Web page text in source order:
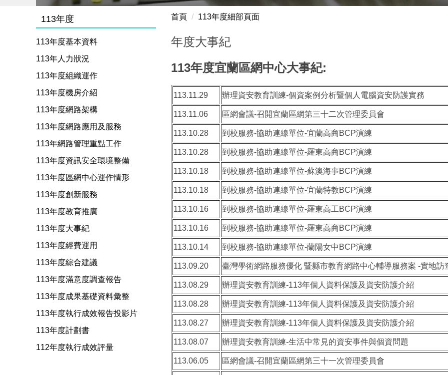
113年度
113年度基本資料
113年人力狀況
113年度組織運作
113年度機房介紹
113年度網路架構
113年度網路應用及服務
113年網路管理重點工作
113年度資訊安全環境整備
113年度區網中心運作情形
113年度創新服務
113年度教育推廣
113年度大事紀
113年度經費運用
113年度綜合建議
113年度滿意度調查報告
113年度成果基礎資料彙整
113年度執行成效報告投影片
113年度計劃書
112年度執行成效評量
首頁 113年度細部頁面
年度大事紀
113年度宜蘭區網中心大事紀:
113.11.29 辦理資安教育訓練-個資案例分析暨個人電腦資安防護實務
113.11.06 區網會議-召開宜蘭區網第三十二次管理委員會
113.10.28 到校服務-協助連線單位-宜蘭高商BCP演練
113.10.28 到校服務-協助連線單位-羅東高商BCP演練
113.10.18 到校服務-協助連線單位-蘇澳海事BCP演練
113.10.18 到校服務-協助連線單位-宜蘭特教BCP演練
113.10.16 到校服務-協助連線單位-羅東高工BCP演練
113.10.16 到校服務-協助連線單位-羅東高商BCP演練
113.10.14 到校服務-協助連線單位-蘭陽女中BCP演練
113.09.20 臺灣學術網路服務優化 暨縣市教育網路中心輔導服務案 -實地訪
113.08.29 辦理資安教育訓練-113年個人資料保護及資安防護介紹
113.08.28 辦理資安教育訓練-113年個人資料保護及資安防護介紹
113.08.27 辦理資安教育訓練-113年個人資料保護及資安防護介紹
113.08.07 辦理資安教育訓練-生活中常見的資安事件與個資問題
113.06.05 區網會議-召開宜蘭區網第三十一次管理委員會